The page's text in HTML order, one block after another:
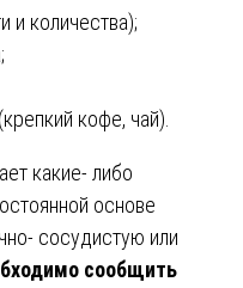
и количества);
кофе, чай).
какие- либо
основе
сосудистую или
сообщить